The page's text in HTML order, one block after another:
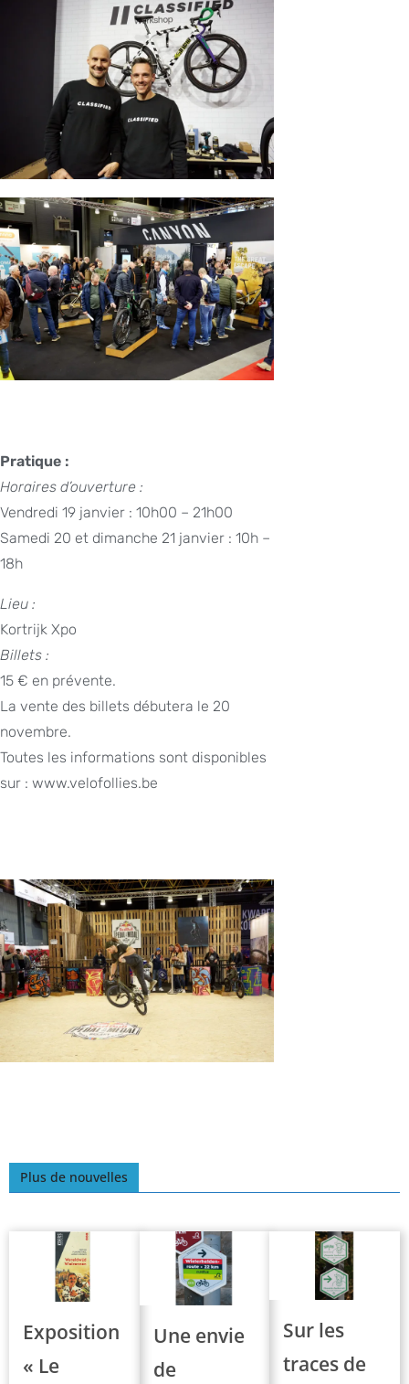
Pratique :
Horaires d’ouverture :
Vendredi 19 janvier : 10h00 – 21h00
Samedi 20 et dimanche 21 janvier : 10h –
18h
Lieu :
Kortrijk Xpo
Billets :
15 € en prévente.
La vente des billets débutera le 20
novembre.
Toutes les informations sont disponibles
sur : www.velofollies.be
Plus de nouvelles
Exposition
« Le
Une envie
de
Sur les
traces de